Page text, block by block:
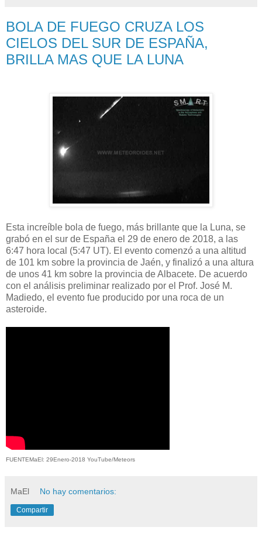
BOLA DE FUEGO CRUZA LOS
CIELOS DEL SUR DE ESPAÑA,
BRILLA MAS QUE LA LUNA
Esta increíble bola de fuego, más brillante que la Luna, se
grabó en el sur de España el 29 de enero de 2018, a las
6:47 hora local (5:47 UT). El evento comenzó a una altitud
de 101 km sobre la provincia de Jaén, y finalizó a una altura
de unos 41 km sobre la provincia de Albacete. De acuerdo
con el análisis preliminar realizado por el Prof. José M.
Madiedo, el evento fue producido por una roca de un
asteroide.
FUENTEMaEl: 29Enero-2018 YouTube/Meteors
MaEl No hay comentarios:
Compartir